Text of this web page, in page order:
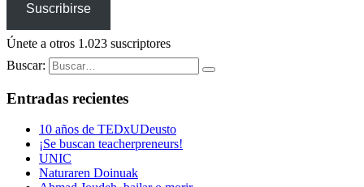
Suscribirse
Únete a otros 1.023 suscriptores
Buscar:
Entradas recientes
10 años de TEDxUDeusto
¡Se buscan teacherpreneurs!
UNIC
Naturaren Doinuak